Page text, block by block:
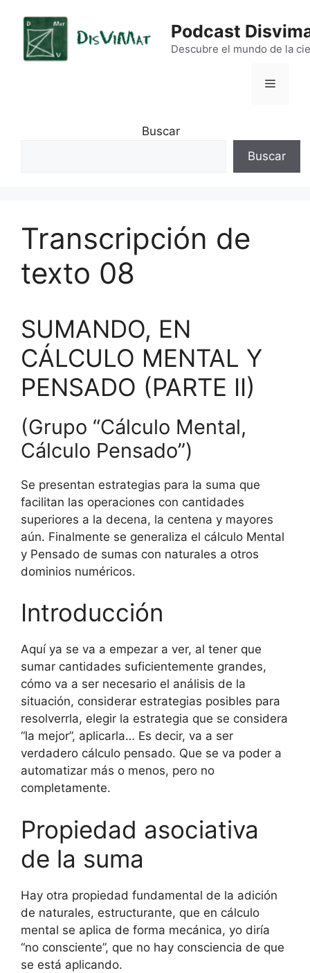
contenido
Podcast
Descubre el mundo de la
Menú
Buscar
Buscar
Transcripción de
texto 08
SUMANDO, EN
CÁLCULO MENTAL Y
PENSADO (PARTE II)
(Grupo “Cálculo Mental,
Cálculo Pensado”)
Se presentan estrategias para la suma que
facilitan las operaciones con cantidades
superiores a la decena, la centena y mayores
aún. Finalmente se generaliza el cálculo Mental
y Pensado de sumas con naturales a otros
dominios numéricos.
Introducción
Aquí ya se va a empezar a ver, al tener que
sumar cantidades suficientemente grandes,
cómo va a ser necesario el análisis de la
situación, considerar estrategias posibles para
resolverrla, elegir la estrategia que se considera
“la mejor”, aplicarla… Es decir, va a ser
verdadero cálculo pensado. Que se va poder a
automatizar más o menos, pero no
completamente.
Propiedad asociativa
de la suma
Hay otra propiedad fundamental de la adición
de naturales, estructurante, que en cálculo
mental se aplica de forma mecánica, yo diría
“no consciente”, que no hay consciencia de que
se está aplicando.